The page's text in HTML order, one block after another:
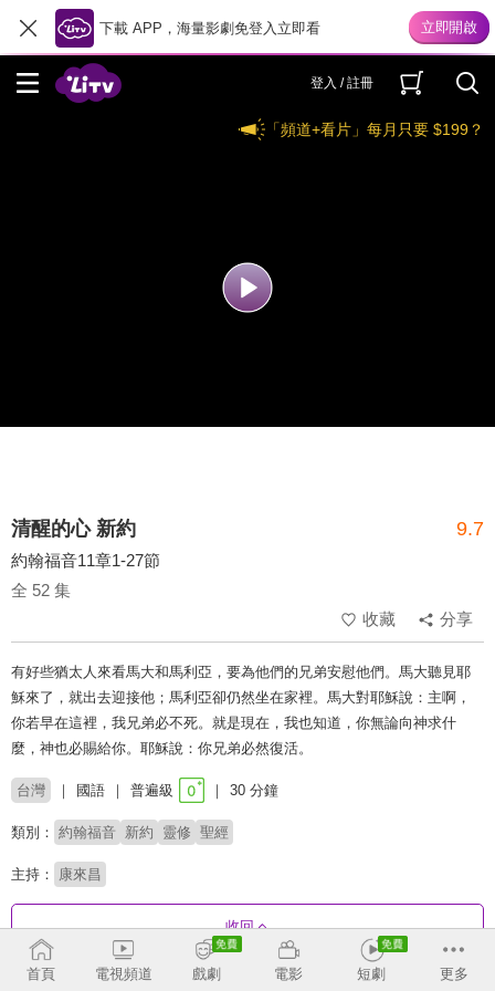
下載 APP，海量影劇免登入立即看
登入 / 註冊
「頻道+看片」每月只要 $199？
清醒的心 新約 9.7
約翰福音11章1-27節
全 52 集
收藏
分享
有好些猶太人來看馬大和馬利亞，要為他們的兄弟安慰他們。馬大聽見耶
穌來了，就出去迎接他；馬利亞卻仍然坐在家裡。馬大對耶穌說：主啊，
你若早在這裡，我兄弟必不死。就是現在，我也知道，你無論向神求什
麼，神也必賜給你。耶穌說：你兄弟必然復活。
台灣 國語 普遍級 30 分鐘
類別： 約翰福音 新約 靈修 聖經
主持： 康來昌
收回
首頁 電視頻道 戲劇 電影 短劇 更多